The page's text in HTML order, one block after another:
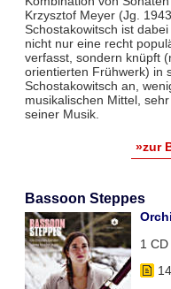
Krzysztof Meyer (Jg.
Schostakowitsch ist
nicht nur eine recht
verfasst, sondern knüpft
orientierten Frühwerk) in
Schostakowitsch an,
musikalischen Mittel,
seiner Musik.
»zur
Bassoon Steppes
1 CD